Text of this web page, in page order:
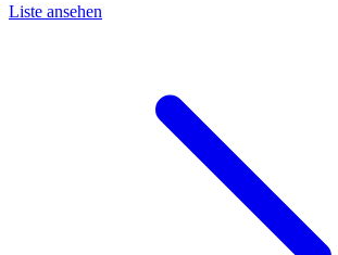
Liste ansehen